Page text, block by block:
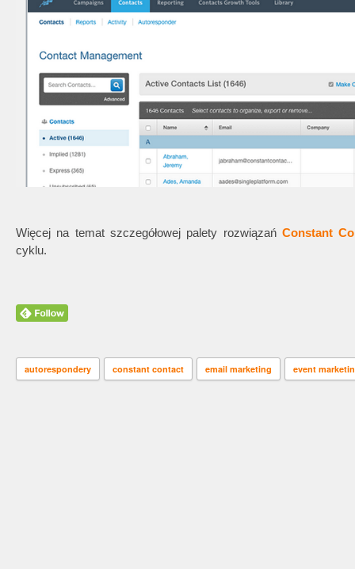
Więcej na temat szczegółowej palety rozwiązań Constant
cyklu.
autorespondery constant contact email marketing event